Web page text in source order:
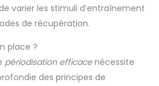
varier les stimuli d’entraînement
de récupération.
place ?
périodisation efficacenécessite
des principes de